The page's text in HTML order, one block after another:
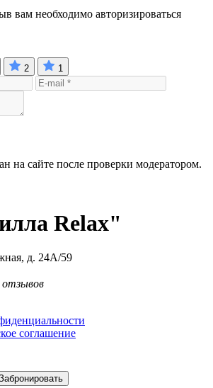
вам необходимо авторизироваться
2 1
на сайте после проверки модератором.
Relax"
д. 24А/59
отзывов
соглашение